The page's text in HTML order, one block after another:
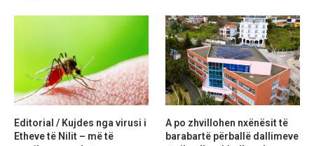
Editorial / Kujdes nga virusi i
Etheve të Nilit – më të
A po zhvillohen nxënësit të
barabartë përballë dallimeve